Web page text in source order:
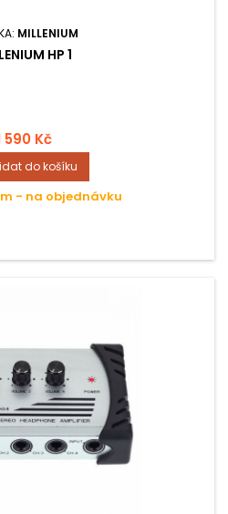
MILLENIUM
HP 1
590 Kč
do košíku
- na objednávku